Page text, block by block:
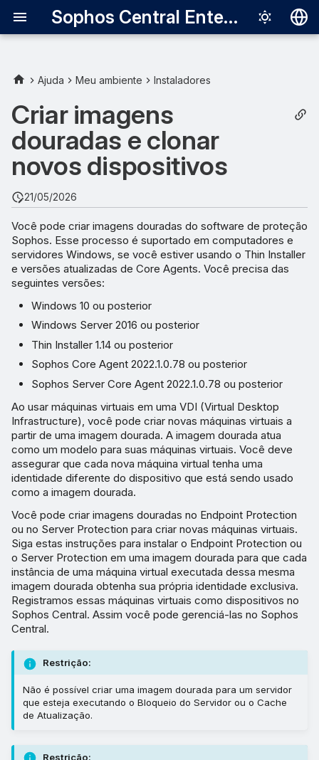
Sophos Central Enterprise
한국어
Português
中文（繁體）
Usar um dispositivo
existente como uma imagem
dourada
Como a Sophos determina
clone
Modo de notificação de
imagem dourada
Executar um script de pós-
sincronização
Ajuda Meu ambiente Instaladores
Criar imagens
douradas e clonar
novos dispositivos
21/05/2026
Você pode criar imagens douradas do software de proteção
Sophos. Esse processo é suportado em computadores e
servidores Windows, se você estiver usando o Thin Installer
e versões atualizadas de Core Agents. Você precisa das
seguintes versões:
Windows 10 ou posterior
Windows Server 2016 ou posterior
Thin Installer 1.14 ou posterior
Sophos Core Agent 2022.1.0.78 ou posterior
Sophos Server Core Agent 2022.1.0.78 ou posterior
Ao usar máquinas virtuais em uma VDI (Virtual Desktop
Infrastructure), você pode criar novas máquinas virtuais a
partir de uma imagem dourada. A imagem dourada atua
como um modelo para suas máquinas virtuais. Você deve
assegurar que cada nova máquina virtual tenha uma
identidade diferente do dispositivo que está sendo usado
como a imagem dourada.
Você pode criar imagens douradas no Endpoint Protection
ou no Server Protection para criar novas máquinas virtuais.
Siga estas instruções para instalar o Endpoint Protection ou
o Server Protection em uma imagem dourada para que cada
instância de uma máquina virtual executada dessa mesma
imagem dourada obtenha sua própria identidade exclusiva.
Registramos essas máquinas virtuais como dispositivos no
Sophos Central. Assim você pode gerenciá-las no Sophos
Central.
Restrição:
Não é possível criar uma imagem dourada para um servidor
que esteja executando o Bloqueio do Servidor ou o Cache
de Atualização.
Restrição: